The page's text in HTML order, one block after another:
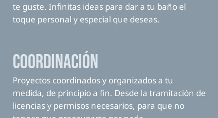
te guste. Infinitas ideas para dar a tu baño el
toque personal y especial que deseas.
Coordinación
Proyectos coordinados y organizados a tu
medida, de principio a fin. Desde la tramitación de
licencias y permisos necesarios, para que no